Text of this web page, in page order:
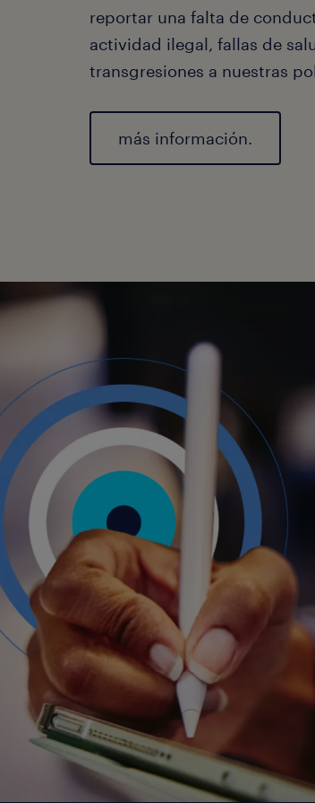
reportar una falta de
actividad ilegal, fallas de
transgresiones a nuestras
más información.